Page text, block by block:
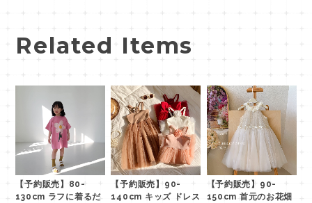
Related Items
【予約販売】80-
130cm ラフに着るだ
【予約販売】90-
140cm キッズ ドレス
【予約販売】90-
150cm 首元のお花畑